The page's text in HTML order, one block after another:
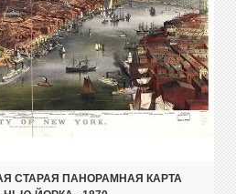
СТАРАЯ ПАНОРАМНАЯ КАРТА